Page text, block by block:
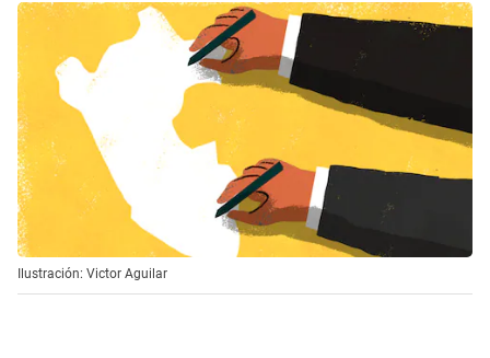
Ilustración: Victor Aguilar